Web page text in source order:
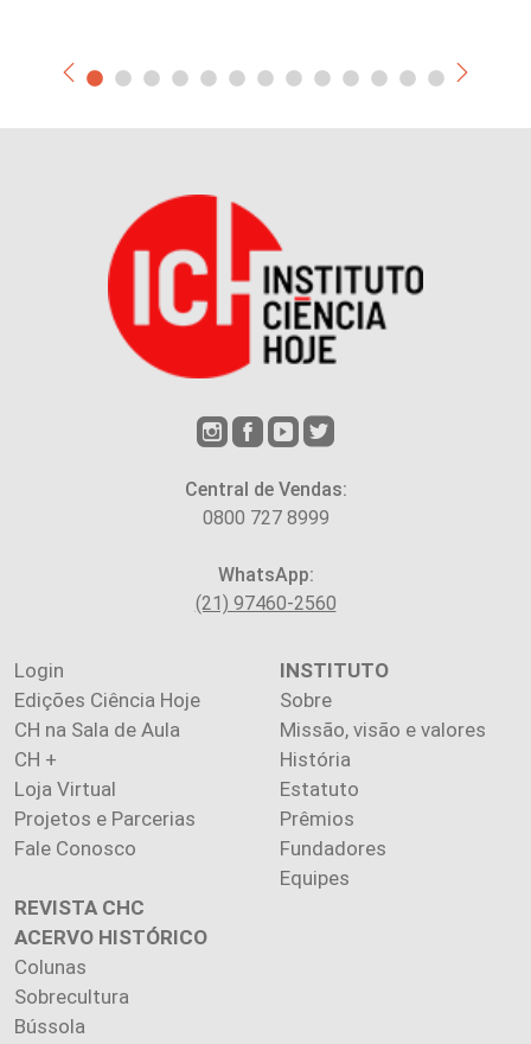
Central de Vendas:
0800 727 8999
WhatsApp:
(21) 97460-2560
Login
Edições Ciência Hoje
CH na Sala de Aula
CH +
Loja Virtual
Projetos e Parcerias
Fale Conosco
INSTITUTO
Sobre
Missão, visão e valores
História
Estatuto
Prêmios
Fundadores
Equipes
REVISTA CHC
ACERVO HISTÓRICO
Colunas
Sobrecultura
Bússola